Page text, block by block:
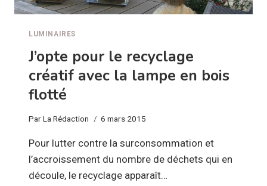
LUMINAIRES
J’opte pour le recyclage
créatif avec la lampe en bois
flotté
ParLa Rédaction 6 mars 2015
Pour lutter contre la surconsommation et
l’accroissement du nombre de déchets qui en
découle, le recyclage apparaît…